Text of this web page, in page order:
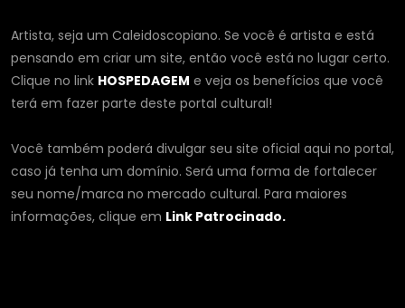
Artista, seja um Caleidoscopiano. Se você é artista e está
pensando em criar um site, então você está no lugar certo.
Clique no link HOSPEDAGEM e veja os benefícios que você
terá em fazer parte deste portal cultural!
Você também poderá divulgar seu site oficial aqui no portal,
caso já tenha um domínio. Será uma forma de fortalecer
seu nome/marca no mercado cultural. Para maiores
informações, clique em Link Patrocinado.